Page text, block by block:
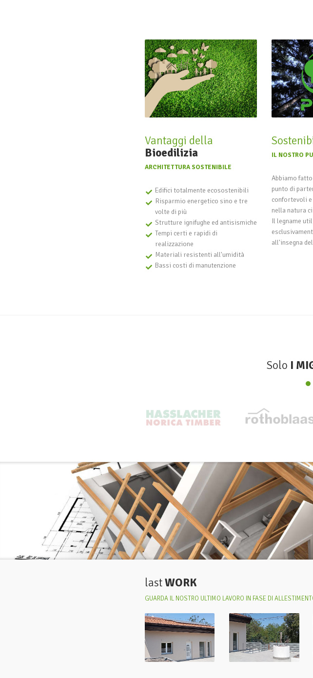
Vantaggi della
Bioedilizia
ARCHITETTURA SOSTENIBILE
Edifici totalmente ecosostenibili
Risparmio energetico sino e tre
volte di più
Strutture ignifughe ed antisismiche
Tempi certi e rapidi di
realizzazione
Materiali resistenti all'umidità
Bassi costi di manutenzione
IL NOSTRO
Abbiamo
punto di
confortevoli e
nella natura
Il legname
all'insegna
Solo I
lastWORK
GUARDA IL NOSTRO ULTIMO LAVORO IN FASE DI